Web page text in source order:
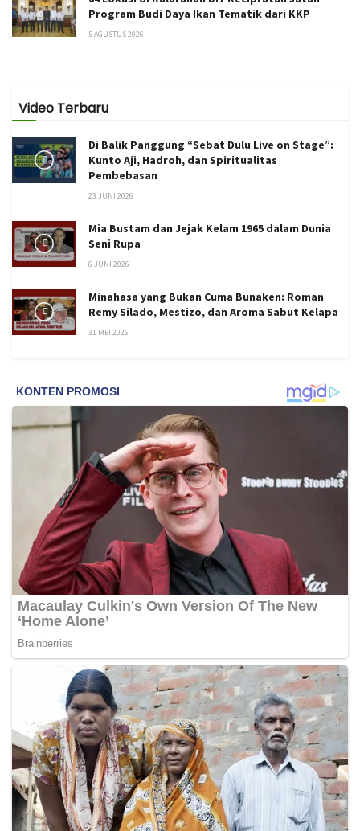
Program Budi Daya Ikan Tematik dari KKP
5 AGUSTUS 2026
Video Terbaru
Di Balik Panggung “Sebat Dulu Live on Stage”:
Kunto Aji, Hadroh, dan Spiritualitas
Pembebasan
23 JUNI 2026
Mia Bustam dan Jejak Kelam 1965 dalam Dunia
Seni Rupa
6 JUNI 2026
Minahasa yang Bukan Cuma Bunaken: Roman
Remy Silado, Mestizo, dan Aroma Sabut Kelapa
31 MEI 2026